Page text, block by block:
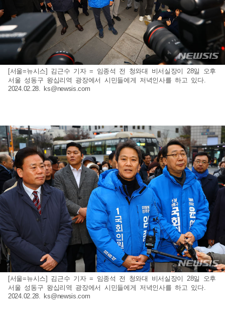
[서울=뉴시스] 김근수 기자 = 임종석 전 청와대 비서실장이 28일 오후
서울 성동구 왕십리역 광장에서 시민들에게 저녁인사를 하고 있다.
2024.02.28. ks@newsis.com
[서울=뉴시스] 김근수 기자 = 임종석 전 청와대 비서실장이 28일 오후
서울 성동구 왕십리역 광장에서 시민들에게 저녁인사를 하고 있다.
2024.02.28. ks@newsis.com